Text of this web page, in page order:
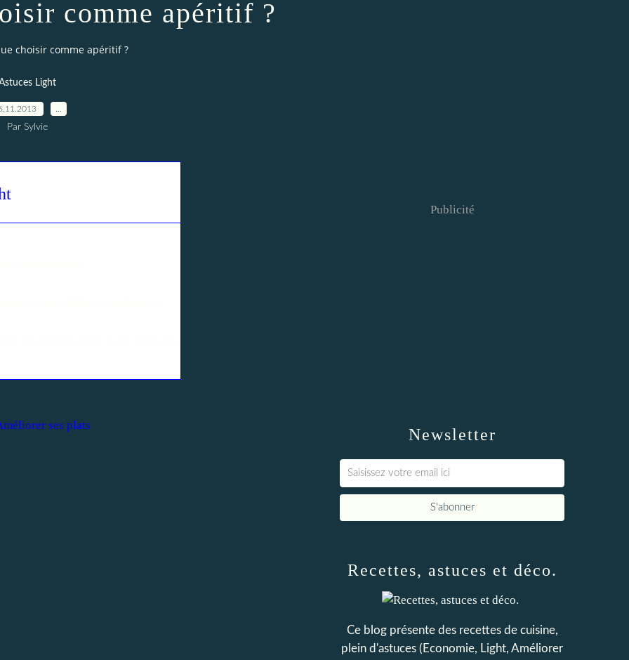
comme apéritif ?
choisir comme apéritif ?
Light
Par Sylvie
ses plats
Newsletter
Publicité
Recettes, astuces et déco.
Ce blog présente des recettes de cuisine,
plein d'astuces (Economie, Light, Améliorer